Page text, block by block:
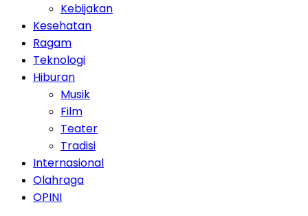
Kebijakan
Kesehatan
Ragam
Teknologi
Hiburan
Musik
Film
Teater
Tradisi
Internasional
Olahraga
OPINI